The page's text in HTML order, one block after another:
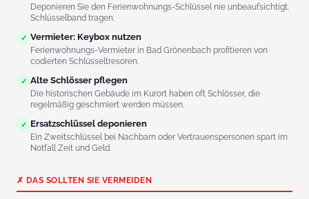
Deponieren Sie den Ferienwohnungs-Schlüssel nie unbeaufsichtigt.
Schlüsselband tragen.
✓ Vermieter: Keybox nutzen
Ferienwohnungs-Vermieter in Bad Grönenbach profitieren von
codierten Schlüsseltresoren.
✓ Alte Schlösser pflegen
Die historischen Gebäude im Kurort haben oft Schlösser, die
regelmäßig geschmiert werden müssen.
✓ Ersatzschlüssel deponieren
Ein Zweitschlüssel bei Nachbarn oder Vertrauenspersonen spart im
Notfall Zeit und Geld.
✗ DAS SOLLTEN SIE VERMEIDEN